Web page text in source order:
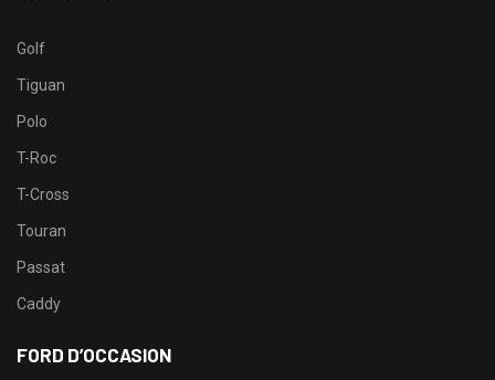
Golf
Tiguan
Polo
T-Roc
T-Cross
Touran
Passat
Caddy
FORD D’OCCASION